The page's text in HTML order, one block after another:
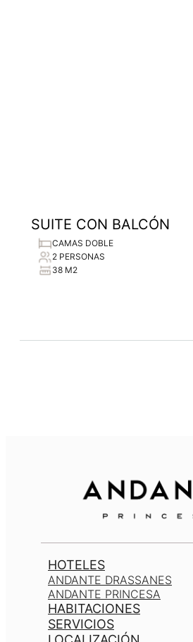
SUITE CON BALCÓN
CAMAS DOBLE
2 PERSONAS
38 M2
HOTELES
ANDANTE DRASSANES
ANDANTE PRINCESA
HABITACIONES
SERVICIOS